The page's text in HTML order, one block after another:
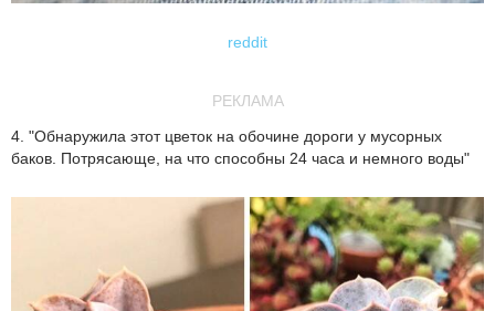
reddit
РЕКЛАМА
4. "Обнаружила этот цветок на обочине дороги у мусорных
баков. Потрясающе, на что способны 24 часа и немного воды"